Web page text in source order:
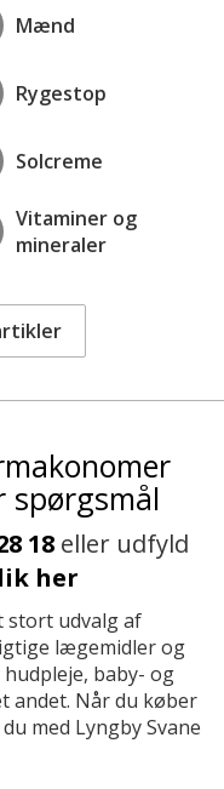
Mænd
Rygestop
Solcreme
Vitaminer og
mineraler
spørgsmål
18eller udfyld
her
stort udvalg af
lægemidler og
baby- og
andet. Når du køber
med Lyngby Svane